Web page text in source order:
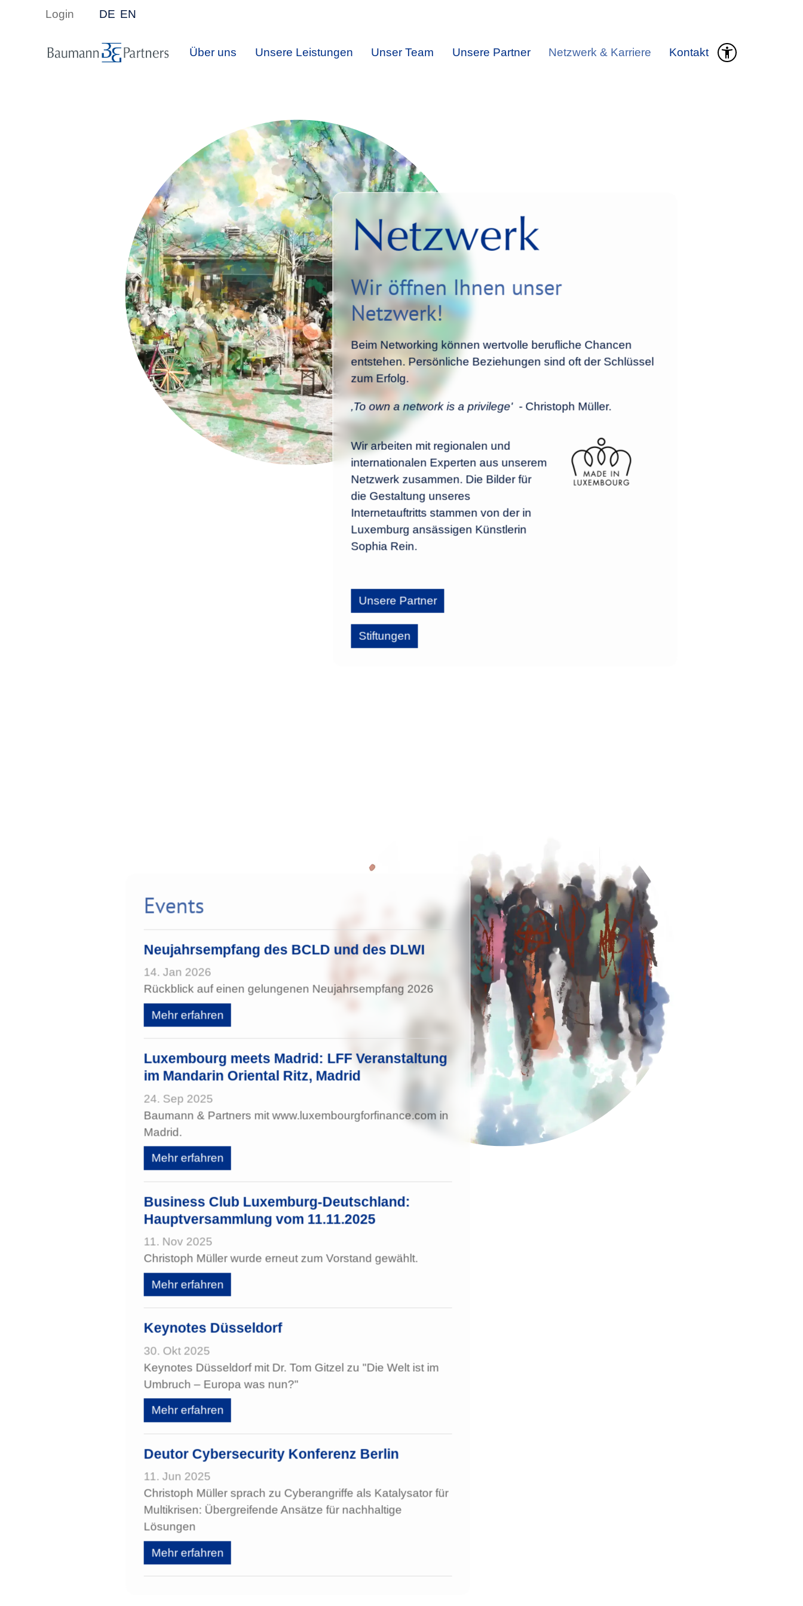
Login DE EN
Über uns Unsere Leistungen Unser Team Unsere Partner Netzwerk & Karriere Kontakt
Netzwerk
Wir öffnen Ihnen unser
Netzwerk!
Beim Networking können wertvolle berufliche Chancen
entstehen. Persönliche Beziehungen sind oft der Schlüssel
zum Erfolg.
‚To own a network is a privilege'- Christoph Müller.
Wir arbeiten mit regionalen und
internationalen Experten aus unserem
Netzwerk zusammen. Die Bilder für
die Gestaltung unseres
Internetauftritts stammen von der in
Luxemburg ansässigen Künstlerin
Sophia Rein.
Unsere Partner
Stiftungen
Events
Neujahrsempfang des BCLD und des DLWI
14. Jan 2026
Rückblick auf einen gelungenen Neujahrsempfang 2026
Mehr erfahren
Luxembourg meets Madrid: LFF Veranstaltung
im Mandarin Oriental Ritz, Madrid
24. Sep 2025
Baumann & Partners mit www.luxembourgforfinance.com in
Madrid.
Mehr erfahren
Business Club Luxemburg-Deutschland:
Hauptversammlung vom 11.11.2025
11. Nov 2025
Christoph Müller wurde erneut zum Vorstand gewählt.
Mehr erfahren
Keynotes Düsseldorf
30. Okt 2025
Keynotes Düsseldorf mit Dr. Tom Gitzel zu "Die Welt ist im
Umbruch – Europa was nun?"
Mehr erfahren
Deutor Cybersecurity Konferenz Berlin
11. Jun 2025
Christoph Müller sprach zu Cyberangriffe als Katalysator für
Multikrisen: Übergreifende Ansätze für nachhaltige
Lösungen
Mehr erfahren